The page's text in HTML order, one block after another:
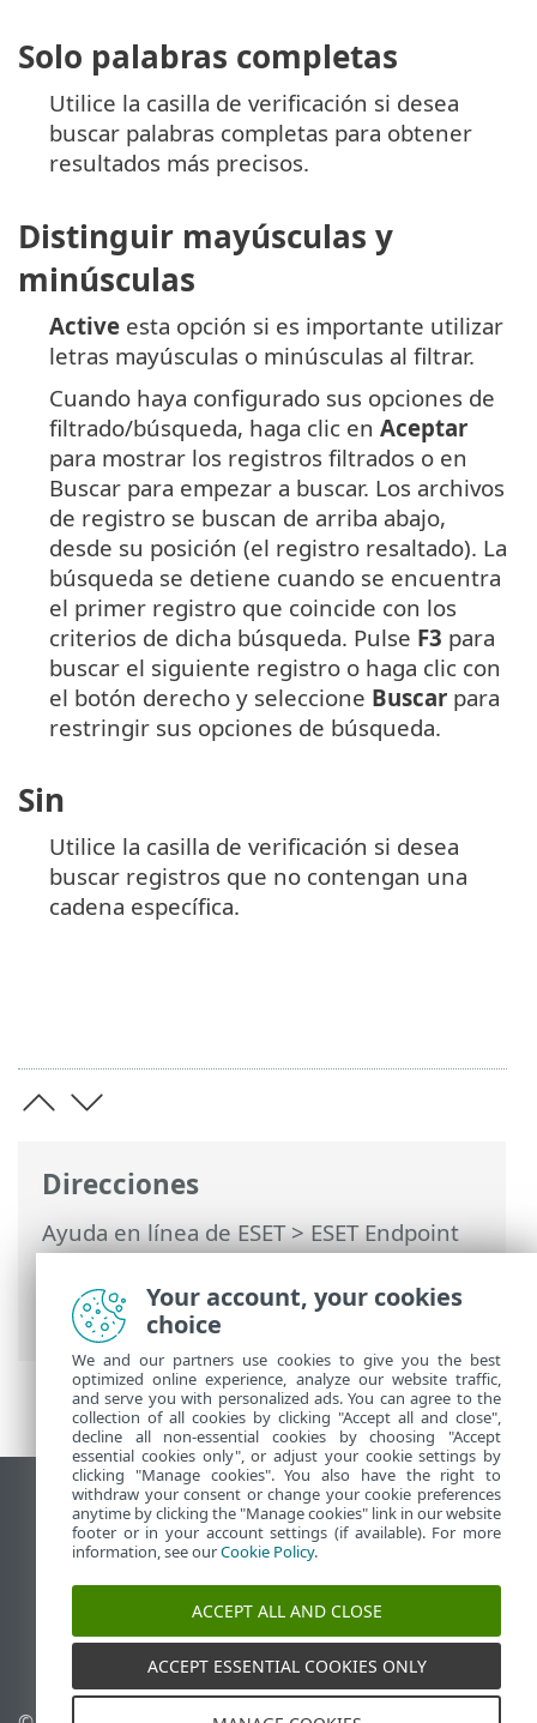
Direcciones
Ayuda en línea de ESET>ESET Endpoint
Security>Usar ESET Endpoint Security>
Herramientas>Archivos de registro>
Filtrado de registros
Solo palabras completas
Utilice la casilla de verificación si desea
buscar palabras completas para obtener
resultados más precisos.
Distinguir mayúsculas y
minúsculas
Active esta opción si es importante utilizar
letras mayúsculas o minúsculas al filtrar.
Cuando haya configurado sus opciones de
filtrado/búsqueda, haga clic en Aceptar
para mostrar los registros filtrados o en
Buscar para empezar a buscar. Los archivos
de registro se buscan de arriba abajo,
desde su posición (el registro resaltado). La
búsqueda se detiene cuando se encuentra
el primer registro que coincide con los
criterios de dicha búsqueda. Pulse F3 para
buscar el siguiente registro o haga clic con
el botón derecho y seleccione Buscar para
restringir sus opciones de búsqueda.
Sin
Utilice la casilla de verificación si desea
buscar registros que no contengan una
cadena específica.
Ver sitio para ordenador
End of Life
Base de conocimiento de ESET
Foro de ESET
ESET Status Portal
Soporte técnico regional
Your account, your cookies
choice
We and our partners use cookies to give you the best
optimized online experience, analyze our website traffic,
and serve you with personalized ads. You can agree to the
collection of all cookies by clicking "Accept all and close",
decline all non-essential cookies by choosing "Accept
essential cookies only", or adjust your cookie settings by
clicking "Manage cookies". You also have the right to
withdraw your consent or change your cookie preferences
anytime by clicking the "Manage cookies" link in our website
footer or in your account settings (if available). For more
information, see ourCookie Policy.
ACCEPT ALL AND CLOSE
ACCEPT ESSENTIAL COOKIES ONLY